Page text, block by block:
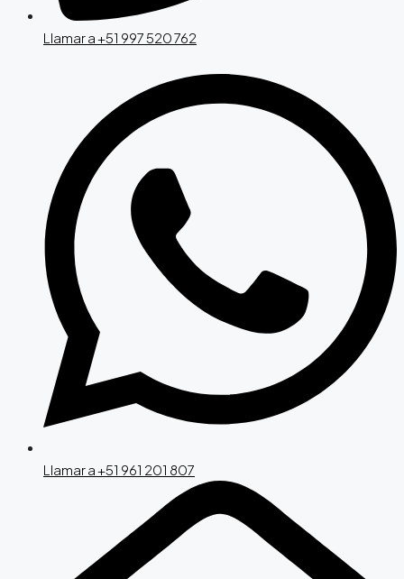
Llamar a +51 997 520 762
Llamar a +51 961 201 807